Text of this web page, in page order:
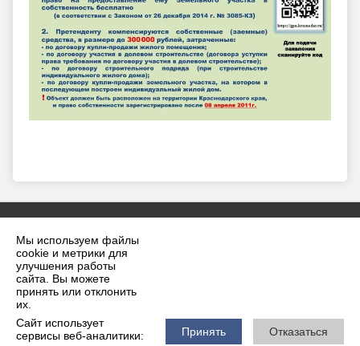
Мы используем файлы
cookie и метрики для
улучшения работы
сайта. Вы можете
принять или отклонить
их.
Сайт использует
сервисы веб-аналитики:
Принять Отказаться
2026 г. krilovskaya.ru
Вход
Карта сайта
Политика обработки персональных данных